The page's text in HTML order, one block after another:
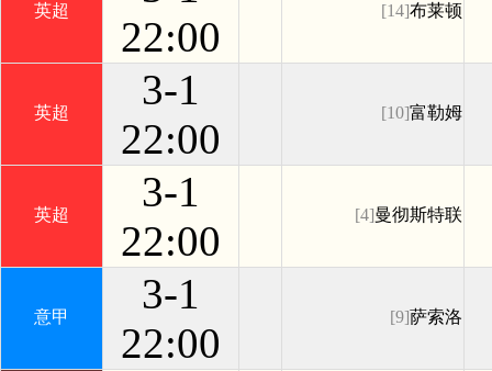
英超
22:00
[14]布莱顿
英超
3-1
22:00
[10]富勒姆
英超
3-1
22:00
[4]曼彻斯特联
意甲
3-1
22:00
[9]萨索洛